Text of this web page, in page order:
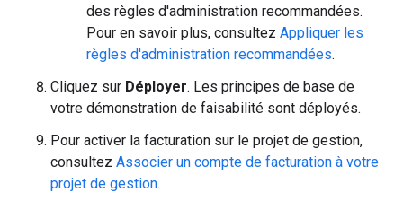
des règles d'administration recommandées.
Pour en savoir plus, consultez Appliquer les
règles d'administration recommandées.
Cliquez sur Déployer. Les principes de base de
votre démonstration de faisabilité sont déployés.
Pour activer la facturation sur le projet de gestion,
consultez Associer un compte de facturation à votre
projet de gestion.